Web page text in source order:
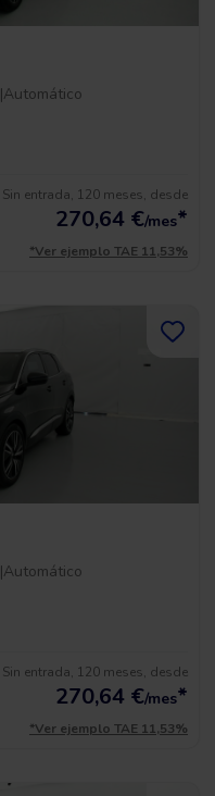
|Automático
Sin entrada, 120 meses, desde
270,64 €/mes*
*Ver ejemplo TAE 11,53%
|Automático
Sin entrada, 120 meses, desde
270,64 €/mes*
*Ver ejemplo TAE 11,53%